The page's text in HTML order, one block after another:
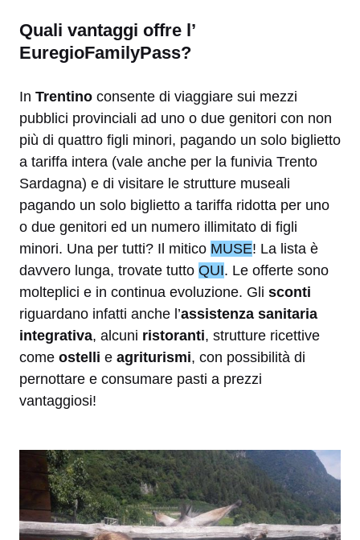
Quali vantaggi offre l’
EuregioFamilyPass?
In Trentino consente di viaggiare sui mezzi
pubblici provinciali ad uno o due genitori con non
più di quattro figli minori, pagando un solo biglietto
a tariffa intera (vale anche per la funivia Trento
Sardagna) e di visitare le strutture museali
pagando un solo biglietto a tariffa ridotta per uno
o due genitori ed un numero illimitato di figli
minori. Una per tutti? Il mitico MUSE! La lista è
davvero lunga, trovate tutto QUI. Le offerte sono
molteplici e in continua evoluzione. Gli sconti
riguardano infatti anche l’assistenza sanitaria
integrativa, alcuni ristoranti, strutture ricettive
come ostelli e agriturismi, con possibilità di
pernottare e consumare pasti a prezzi
vantaggiosi!